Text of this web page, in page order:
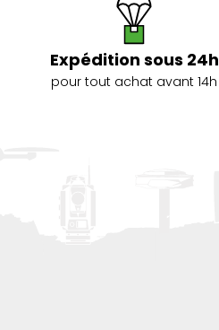
Expédition sous 24h
pour tout achat avant 14h